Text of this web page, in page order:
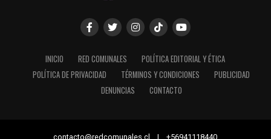
INICIO RED COMUNALES
POLÍTICA EDITORIAL Y ÉTICA
POLÍTICA DE PRIVACIDAD
TÉRMINOS Y CONDICIONES
PUBLICIDAD
DENUNCIAS
CONTACTO
contacto@redcomunales.cl | +56941118440